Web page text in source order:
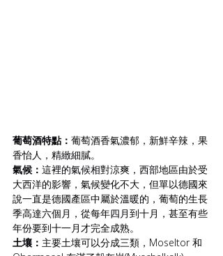
葡萄酒特點： 葡萄酒香氣濃郁，新鮮辛辣，果
香怡人，精緻細膩。
氣候： 這裡的氣候相對涼爽，西部地區由於受
大西洋的影響，氣候變化不大，但單以德國來
說一直是德國產區中屬於溫暖的，葡萄的生長
季高達六個月，從每年四月到十月，甚至有些
年份要到十一月才完全成熟。
土壤： 主要土壤可以分成三類，Moseltor 和